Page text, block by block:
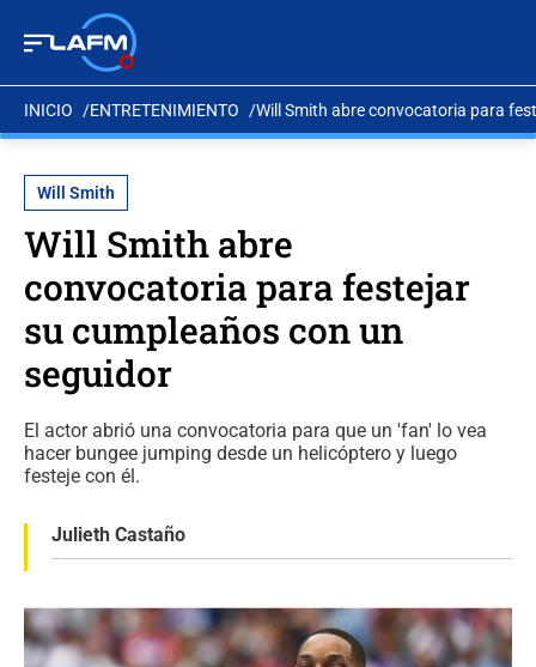
INICIO ENTRETENIMIENTO Will Smith abre convocatoria para
Will Smith
Will Smith abre
convocatoria para festejar
su cumpleaños con un
seguidor
El actor abrió una convocatoria para que un 'fan' lo vea
hacer bungee jumping desde un helicóptero y luego
festeje con él.
Julieth Castaño